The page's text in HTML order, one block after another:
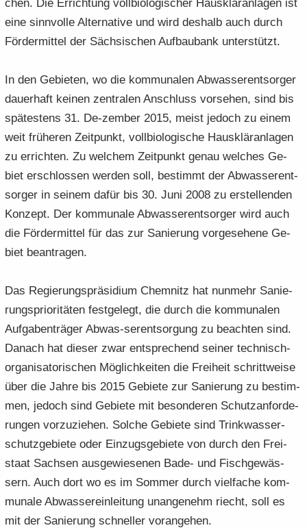
chen. Die Er­rich­tung voll­bio­lo­gi­scher Haus­klär­an­la­gen ist
eine sinn­vol­le Al­ter­na­ti­ve und wird des­halb auch durch
För­der­mit­tel der Säch­si­schen Auf­bau­bank un­ter­stützt.
In den Ge­bie­ten, wo die kom­mu­na­len Ab­was­ser­ent­sor­ger
dau­er­haft kei­nen zen­tra­len An­schluss vor­se­hen, sind bis
spä­tes­tens 31. De-​zember 2015, meist je­doch zu einem
weit frü­he­ren Zeit­punkt, voll­bio­lo­gi­sche Haus­klär­an­la­gen
zu er­rich­ten. Zu wel­chem Zeit­punkt genau wel­ches Ge­
biet er­schlos­sen wer­den soll, be­stimmt der Ab­was­ser­ent­
sor­ger in sei­nem dafür bis 30. Juni 2008 zu er­stel­len­den
Kon­zept. Der kom­mu­na­le Ab­was­ser­ent­sor­ger wird auch
die För­der­mit­tel für das zur Sa­nie­rung vor­ge­se­he­ne Ge­
biet be­an­tra­gen.
Das Re­gie­rungs­prä­si­di­um Chem­nitz hat nun­mehr Sa­nie­
rungs­prio­ri­tä­ten fest­ge­legt, die durch die kom­mu­na­len
Auf­ga­ben­trä­ger Abwas-​serentsorgung zu be­ach­ten sind.
Da­nach hat die­ser zwar ent­spre­chend sei­ner technisch-​
organisatorischen Mög­lich­kei­ten die Frei­heit schritt­wei­se
über die Jahre bis 2015 Ge­bie­te zur Sa­nie­rung zu be­stim­
men, je­doch sind Ge­bie­te mit be­son­de­ren Schutz­an­for­de­
run­gen vor­zu­zie­hen. Sol­che Ge­bie­te sind Trink­was­ser­
schutz­ge­bie­te oder Ein­zugs­ge­bie­te von durch den Frei­
staat Sach­sen aus­ge­wie­se­nen Bade- und Fisch­ge­wäs­
sern. Auch dort wo es im Som­mer durch viel­fa­che kom­
mu­na­le Ab­was­ser­ein­lei­tung un­an­ge­nehm riecht, soll es
mit der Sa­nie­rung schnel­ler vor­an­ge­hen.